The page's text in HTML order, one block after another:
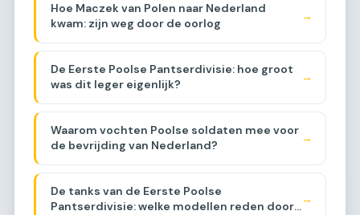
Hoe Maczek van Polen naar Nederland
kwam: zijn weg door de oorlog
→
De Eerste Poolse Pantserdivisie: hoe groot
was dit leger eigenlijk?
→
Waarom vochten Poolse soldaten mee voor
de bevrijding van Nederland?
→
De tanks van de Eerste Poolse
Pantserdivisie: welke modellen reden door
→